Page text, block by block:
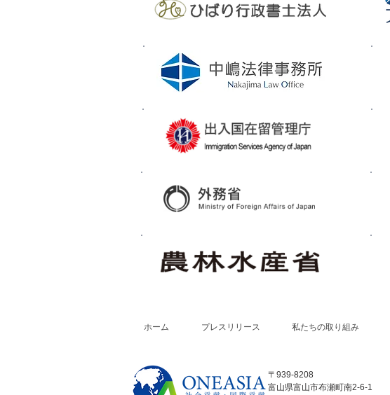
ホーム プレスリリース 私たちの取り組み
〒939-8208
富山県富山市布瀬町南2-6-1